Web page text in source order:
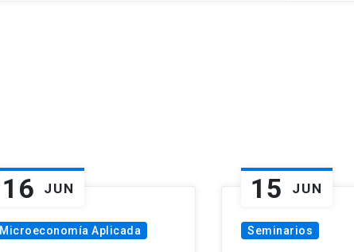
16 JUN
Microeconomía Aplicada
15 JUN
Seminarios